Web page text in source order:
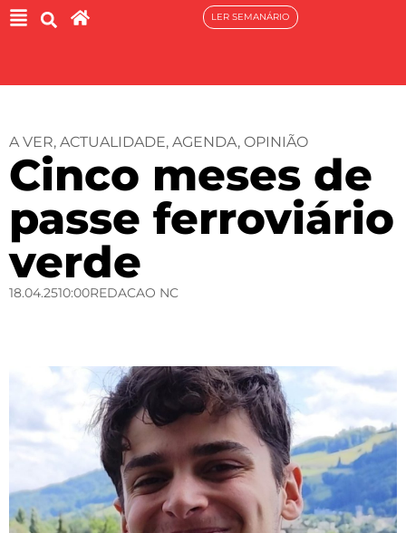
LER SEMANÁRIO
A VER, ACTUALIDADE, AGENDA, OPINIÃO
Cinco meses de
passe ferroviário
verde
18.04.2510:00REDACAO NC